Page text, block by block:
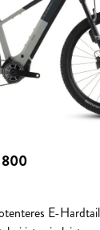
800
E-